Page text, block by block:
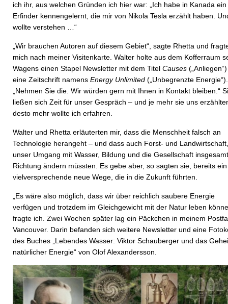
ich ihr, aus welchen Gründen ich hier war: „Ich habe in Kanada
Erfinder kennengelernt, die mir von Nikola Tesla erzählt haben.
wollte verstehen …“
„Wir brauchen Autoren auf diesem Gebiet“, sagte Rhetta und
mich nach meiner Visitenkarte. Walter holte aus dem Kofferraum
Wagens einen Stapel Newsletter mit dem Titel Causes
eine Zeitschrift namens Energy Unlimited („Unbegrenzte Energie“).
„Nehmen Sie die. Wir würden gern mit Ihnen in Kontakt bleiben.“
ließen sich Zeit für unser Gespräch – und je mehr sie uns
desto mehr wollte ich erfahren.
Walter und Rhetta erläuterten mir, dass die Menschheit falsch an
Technologie herangeht – und dass auch Forst- und Landwirtschaft,
unser Umgang mit Wasser, Bildung und die Gesellschaft
Richtung ändern müssten. Es gebe aber, so sagten sie, bereits
vielversprechende neue Wege, die in die Zukunft führten.
„Es wäre also möglich, dass wir über reichlich saubere Energie
verfügen und trotzdem im Gleichgewicht mit der Natur leben
fragte ich. Zwei Wochen später lag ein Päckchen in meinem
Vancouver. Darin befanden sich weitere Newsletter und eine
des Buches „Lebendes Wasser: Viktor Schauberger und das
natürlicher Energie“ von Olof Alexandersson.